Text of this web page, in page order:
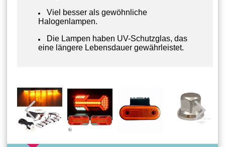
Viel besser als gewöhnliche
Halogenlampen.
Die Lampen haben UV-Schutzglas, das
eine längere Lebensdauer gewährleistet.